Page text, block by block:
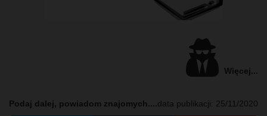
Więcej...
data publikacji: 25/11/2020
Podaj dalej, powiadom znajomych....